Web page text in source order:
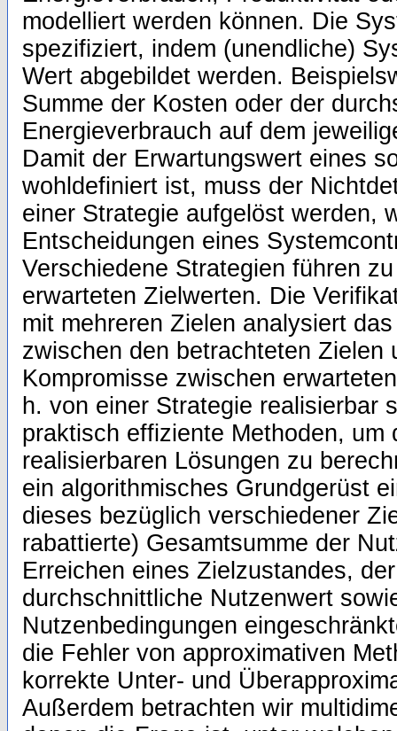
modelliert werden können. Die
spezifiziert, indem (unendliche)
Wert abgebildet werden.
Summe der Kosten oder der
Energieverbrauch auf dem
Damit der Erwartungswert eines
wohldefiniert ist, muss der
einer Strategie aufgelöst werden,
Entscheidungen eines
Verschiedene Strategien führen
erwarteten Zielwerten. Die
mit mehreren Zielen analysiert
zwischen den betrachteten Zielen
Kompromisse zwischen
h. von einer Strategie realisierbar
praktisch effiziente Methoden, um
realisierbaren Lösungen zu
ein algorithmisches Grundgerüst
dieses bezüglich verschiedener
rabattierte) Gesamtsumme der
Erreichen eines Zielzustandes,
durchschnittliche Nutzenwert
Nutzenbedingungen
die Fehler von approximativen
korrekte Unter- und
Außerdem betrachten wir